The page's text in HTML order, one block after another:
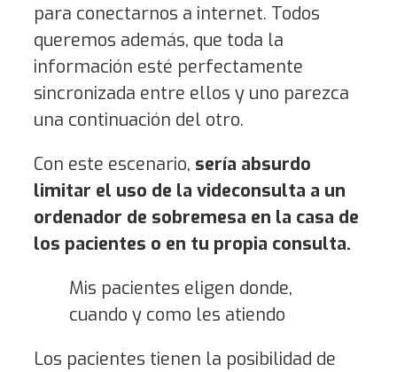
para conectarnos a internet. Todos
queremos además, que toda la
información esté perfectamente
sincronizada entre ellos y uno parezca
una continuación del otro.
Con este escenario, sería absurdo
limitar el uso de la videconsulta a un
ordenador de sobremesa en la casa de
los pacientes o en tu propia consulta.
Mis pacientes eligen donde,
cuando y como les atiendo
Los pacientes tienen la posibilidad de